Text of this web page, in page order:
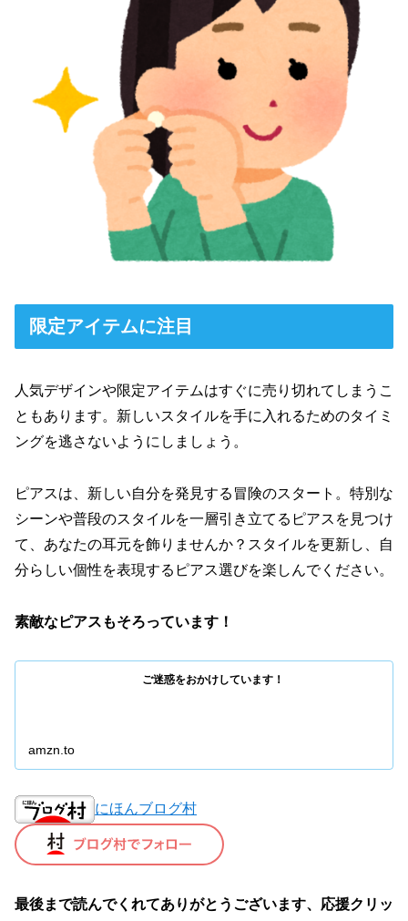
限定アイテムに注目
人気デザインや限定アイテムはすぐに売り切れてしまうこ
ともあります。新しいスタイルを手に入れるためのタイミ
ングを逃さないようにしましょう。
ピアスは、新しい自分を発見する冒険のスタート。特別な
シーンや普段のスタイルを一層引き立てるピアスを見つけ
て、あなたの耳元を飾りませんか？スタイルを更新し、自
分らしい個性を表現するピアス選びを楽しんでください。
素敵なピアスもそろっています！
ご迷惑をおかけしています！
amzn.to
にほんブログ村
最後まで読んでくれてありがとうございます、応援クリッ